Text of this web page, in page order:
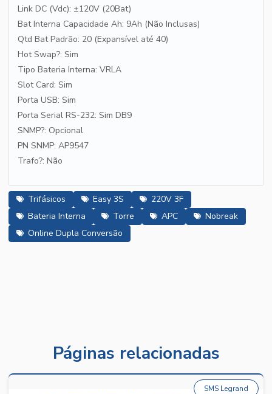
Link DC (Vdc): ±120V (20Bat)
Bat Interna Capacidade Ah: 9Ah (Não Inclusas)
Qtd Bat Padrão: 20 (Expansível até 40)
Hot Swap?: Sim
Tipo Bateria Interna: VRLA
Slot Card: Sim
Porta USB: Sim
Porta Serial RS-232: Sim DB9
SNMP?: Opcional
PN SNMP: AP9547
Trafo?: Não
Trifásicos Easy 3S
220V 3F
Bateria Interna
Torre APC
Nobreak
Online Dupla Conversão
Páginas relacionadas
SMS Legrand